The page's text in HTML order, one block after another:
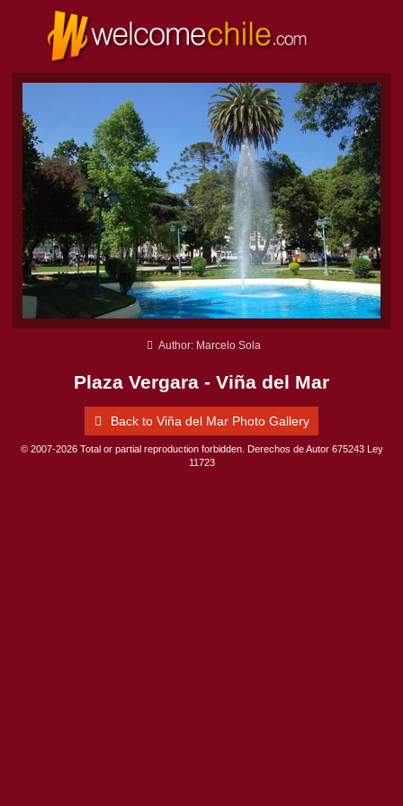
Author: Marcelo Sola
Plaza Vergara - Viña del Mar
Back to Viña del Mar Photo Gallery
© 2007-2026 Total or partial reproduction forbidden. Derechos de Autor 675243 Ley
11723